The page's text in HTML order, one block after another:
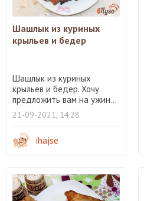
Шашлык из куриных
крыльев и бедер
Шашлык из куриных
крыльев и бедер. Хочу
предложить вам на ужин...
21-09-2021, 14:28
ihajse